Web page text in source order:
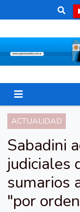
ACTUALIDAD
Sabadini
judiciales
sumarios
"por